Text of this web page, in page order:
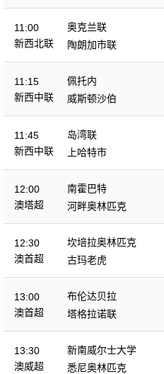
11:00
新西北联
奥克兰联
陶朗加市联
11:15
新西中联
佩托内
威斯顿沙伯
11:45
新西中联
岛湾联
上哈特市
12:00
澳塔超
南霍巴特
河畔奥林匹克
12:30
澳首超
坎培拉奥林匹克
古玛老虎
13:00
澳首超
布伦达贝拉
塔格拉诺联
13:30
澳威超
新南威尔士大学
悉尼奥林匹克